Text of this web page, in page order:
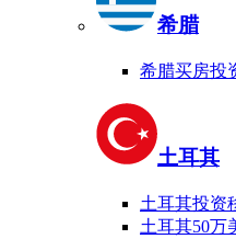
希腊
希腊买房投
土耳其
土耳其投资
土耳其50万